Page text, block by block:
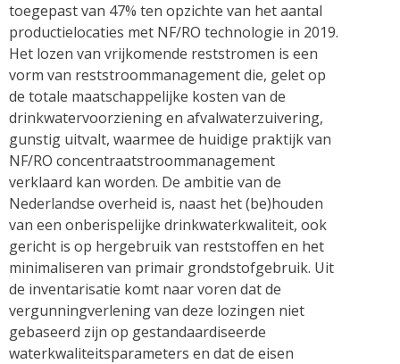
toegepast van 47% ten opzichte van het aantal
productielocaties met NF/RO technologie in 2019.
Het lozen van vrijkomende reststromen is een
vorm van reststroommanagement die, gelet op
de totale maatschappelijke kosten van de
drinkwatervoorziening en afvalwaterzuivering,
gunstig uitvalt, waarmee de huidige praktijk van
NF/RO concentraatstroommanagement
verklaard kan worden. De ambitie van de
Nederlandse overheid is, naast het (be)houden
van een onberispelijke drinkwaterkwaliteit, ook
gericht is op hergebruik van reststoffen en het
minimaliseren van primair grondstofgebruik. Uit
de inventarisatie komt naar voren dat de
vergunningverlening van deze lozingen niet
gebaseerd zijn op gestandaardiseerde
waterkwaliteitsparameters en dat de eisen